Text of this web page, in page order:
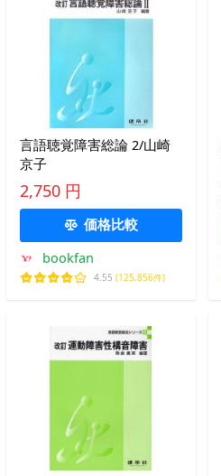
言語聴覚障害総論 2/山崎
京子
2,750 円
価格比較
bookfan
4.55 (125,856件)